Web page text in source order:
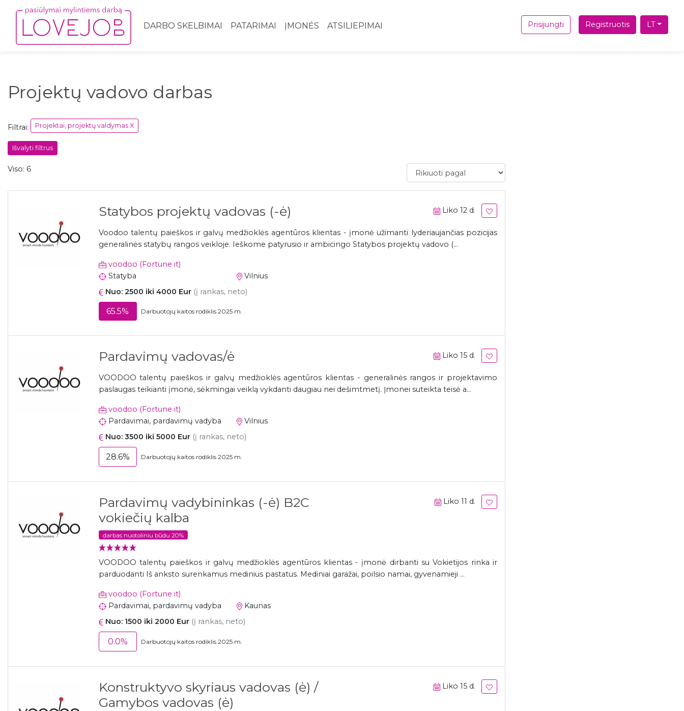
DARBO SKELBIMAI PATARIMAI ĮMONĖS ATSILIEPIMAI Prisijungti Registruotis LT
Projektų vadovo darbas
Filtrai: Projektai, projektų valdymas X
Išvalyti filtrus
Viso: 6 Rikiuoti pagal
Statybos projektų vadovas (-ė) Liko 12 d.
Voodoo talentų paieškos ir galvų medžioklės agentūros klientas - įmonė užimanti lyderiaujančias pozicijas
generalinės statybų rangos veikloje. Ieškome patyrusio ir ambicingo Statybos projektų vadovo (...
voodoo (Fortune it)
Statyba
Vilnius
Nuo: 2500 iki 4000 Eur (į rankas, neto)
65.5% Darbuotojų kaitos rodiklis 2025 m.
Pardavimų vadovas/ė Liko 15 d.
VOODOO talentų paieškos ir galvų medžioklės agentūros klientas - generalinės rangos ir projektavimo
paslaugas teikianti įmonė, sėkmingai veiklą vykdanti daugiau nei dešimtmetį. Įmonei suteikta teisė a...
voodoo (Fortune it)
Pardavimai, pardavimų vadyba
Vilnius
Nuo: 3500 iki 5000 Eur (į rankas, neto)
28.6% Darbuotojų kaitos rodiklis 2025 m.
Pardavimų vadybininkas (-ė) B2C
vokiečių kalba
darbas nuotoliniu būdu 20%
Liko 11 d.
VOODOO talentų paieškos ir galvų medžioklės agentūros klientas - įmonė dirbanti su Vokietijos rinka ir
parduodanti Iš anksto surenkamus medinius pastatus. Mediniai garažai, poilsio namai, gyvenamieji ...
voodoo (Fortune it)
Pardavimai, pardavimų vadyba
Kaunas
Nuo: 1500 iki 2000 Eur (į rankas, neto)
0.0% Darbuotojų kaitos rodiklis 2025 m.
Konstruktyvo skyriaus vadovas (ė) /
Gamybos vadovas (ė)
Liko 15 d.